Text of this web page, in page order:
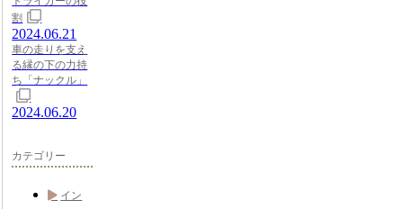
割
2024.06.21
車の走りを支え
る縁の下の力持
ち「ナックル」
2024.06.20
カテゴリー
イン